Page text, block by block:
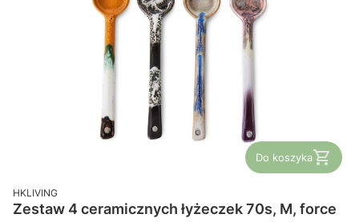
Do koszyka
PRODUCENT
HKLIVING
Zestaw 4 ceramicznych łyżeczek 70s, M, force